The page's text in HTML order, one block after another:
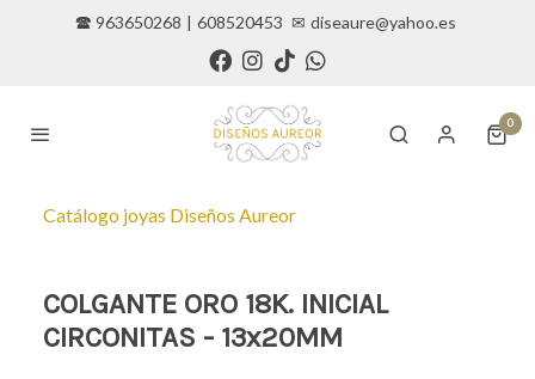
🕿 963650268 | 608520453 ✉ diseaure@yahoo.es
0
Catálogo joyas Diseños Aureor
COLGANTE ORO 18K. INICIAL
CIRCONITAS - 13x20MM